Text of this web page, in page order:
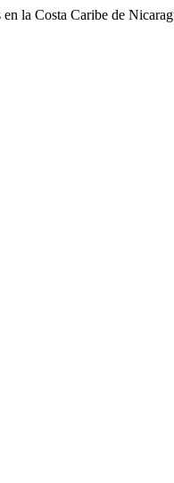
la Costa Caribe de